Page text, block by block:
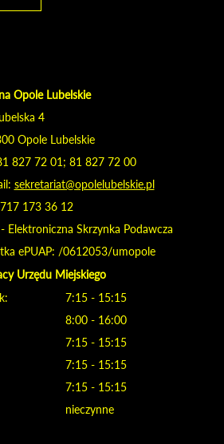
Opole Lubelskie
4
Opole Lubelskie
827 72 01; 81 827 72 00
sekretariat@opolelubelskie.pl
173 36 12
- Elektroniczna Skrzynka Podawcza
ePUAP: /0612053/umopole
Urzędu Miejskiego
7:15 - 15:15
8:00 - 16:00
7:15 - 15:15
7:15 - 15:15
7:15 - 15:15
nieczynne